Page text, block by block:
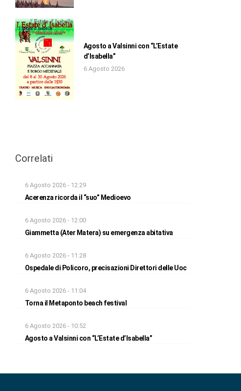
Agosto a Valsinni con “L’Estate
d’Isabella”
6 Agosto 2026
Correlati
6 Agosto 2026 - 12:29
Acerenza ricorda il “suo” Medioevo
6 Agosto 2026 - 12:00
Giammetta (Ater Matera) su emergenza abitativa
6 Agosto 2026 - 11:28
Ospedale di Policoro, precisazioni Direttori delle Uoc
6 Agosto 2026 - 11:04
Torna il Metaponto beach festival
6 Agosto 2026 - 10:52
Agosto a Valsinni con “L’Estate d’Isabella”